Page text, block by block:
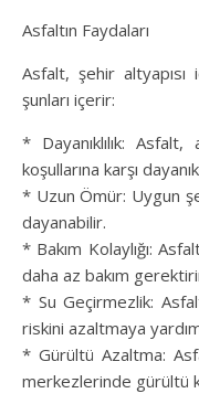
Asfaltın Faydaları
Asfalt, şehir
şunları içerir:
* Dayanıklılık:
koşullarına karşı
* Uzun Ömür: Uygun
dayanabilir.
* Bakım Kolaylığı:
daha az bakım
* Su Geçirmezlik:
riskini azaltmaya
* Gürültü Azaltma:
merkezlerinde gürültü